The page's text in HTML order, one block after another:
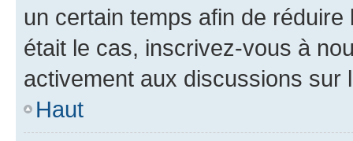
un certain temps afin de
était le cas, inscrivez-vous à
activement aux discussions sur
Haut